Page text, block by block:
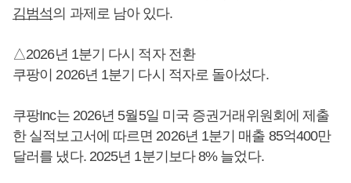
김범석의 과제로 남아 있다.
△2026년 1분기 다시 적자 전환
쿠팡이 2026년 1분기 다시 적자로 돌아섰다.
쿠팡Inc는 2026년 5월5일 미국 증권거래위원회에 제출
한 실적보고서에 따르면 2026년 1분기 매출 85억400만
달러를 냈다. 2025년 1분기보다 8% 늘었다.